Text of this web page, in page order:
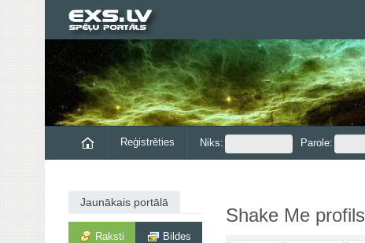
Reģistrēties Niks: Parole:
Jaunākais portālā
Raksti Bildes
Shake Me profils